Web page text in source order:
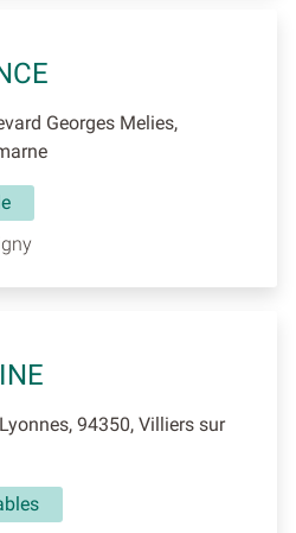
Georges Melies,
94350, Villiers sur